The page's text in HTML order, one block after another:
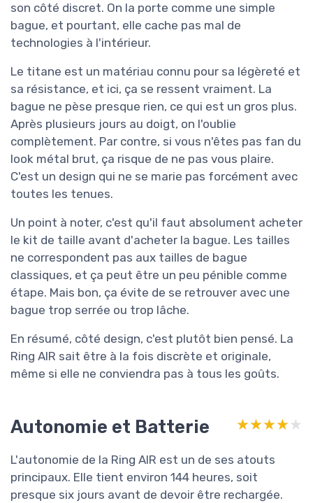
son côté discret. On la porte comme une simple
bague, et pourtant, elle cache pas mal de
technologies à l'intérieur.
Le titane est un matériau connu pour sa légèreté et
sa résistance, et ici, ça se ressent vraiment. La
bague ne pèse presque rien, ce qui est un gros plus.
Après plusieurs jours au doigt, on l'oublie
complètement. Par contre, si vous n'êtes pas fan du
look métal brut, ça risque de ne pas vous plaire.
C'est un design qui ne se marie pas forcément avec
toutes les tenues.
Un point à noter, c'est qu'il faut absolument acheter
le kit de taille avant d'acheter la bague. Les tailles
ne correspondent pas aux tailles de bague
classiques, et ça peut être un peu pénible comme
étape. Mais bon, ça évite de se retrouver avec une
bague trop serrée ou trop lâche.
En résumé, côté design, c'est plutôt bien pensé. La
Ring AIR sait être à la fois discrète et originale,
même si elle ne conviendra pas à tous les goûts.
Autonomie et Batterie ★★★★★
★★★★★
L'autonomie de la Ring AIR est un de ses atouts
principaux. Elle tient environ 144 heures, soit
presque six jours avant de devoir être rechargée.